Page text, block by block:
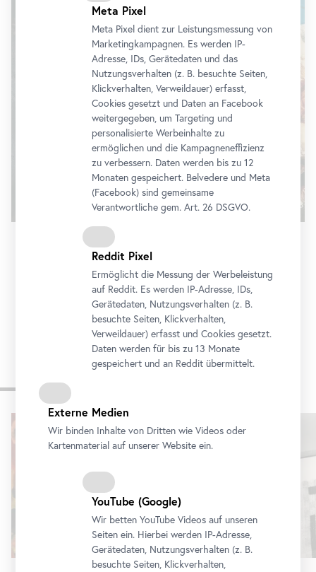
Weitere Ausstellungen
überspringen
Meta Pixel
Meta Pixel dient zur Leistungsmessung von
Marketingkampagnen. Es werden IP-
Adresse, IDs, Gerätedaten und das
Nutzungsverhalten (z. B. besuchte Seiten,
Klickverhalten, Verweildauer) erfasst,
Cookies gesetzt und Daten an Facebook
weitergegeben, um Targeting und
personalisierte Werbeinhalte zu
ermöglichen und die Kampagneneffizienz
zu verbessern. Daten werden bis zu 12
Monaten gespeichert. Belvedere und Meta
(Facebook) sind gemeinsame
Verantwortliche gem.Art. 26 DSGVO.
Reddit Pixel
Ermöglicht die Messung der Werbeleistung
auf Reddit. Es werden IP-Adresse, IDs,
Gerätedaten, Nutzungsverhalten (z. B.
besuchte Seiten, Klickverhalten,
Verweildauer) erfasst und Cookies gesetzt.
Daten werden für bis zu 13 Monate
gespeichert und an Reddit übermittelt.
Externe Medien
Wir binden Inhalte von Dritten wie Videos oder
Kartenmaterial auf unserer Website ein.
YouTube (Google)
Wir bettenYouTube Videos auf unseren
Seiten ein. Hierbei werden IP-Adresse,
Gerätedaten, Nutzungsverhalten (z. B.
besuchte Seiten, Klickverhalten,